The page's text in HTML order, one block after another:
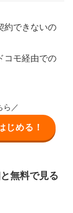
約できないの
コモ経由での
ら／
じめる！
無料で見る